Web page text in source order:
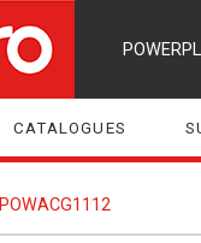
CATALOGUES
POWACG1112